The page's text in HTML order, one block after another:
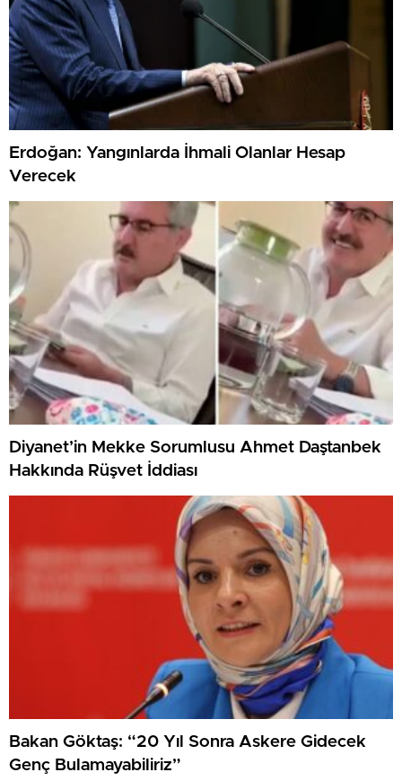
Erdoğan: Yangınlarda İhmali Olanlar Hesap
Verecek
Diyanet’in Mekke Sorumlusu Ahmet Daştanbek
Hakkında Rüşvet İddiası
Bakan Göktaş: “20 Yıl Sonra Askere Gidecek
Genç Bulamayabiliriz”